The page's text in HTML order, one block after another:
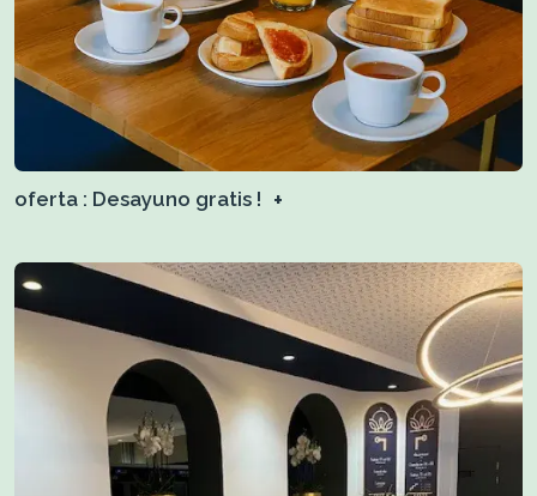
oferta : Desayuno gratis !